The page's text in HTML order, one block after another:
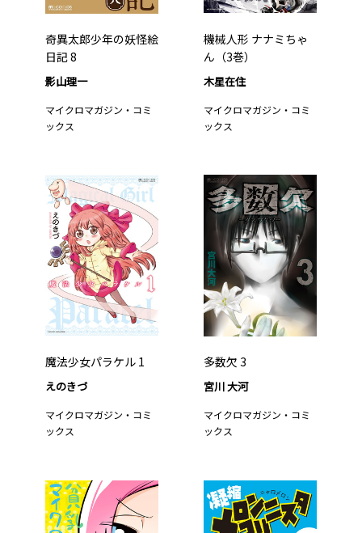
奇異太郎少年の妖怪絵
日記 8
影山理一
マイクロマガジン・コミ
ックス
機械人形 ナナミちゃ
ん（3巻）
木星在住
マイクロマガジン・コミ
ックス
魔法少女パラケル 1
えのきづ
マイクロマガジン・コミ
ックス
多数欠 3
宮川 大河
マイクロマガジン・コミ
ックス